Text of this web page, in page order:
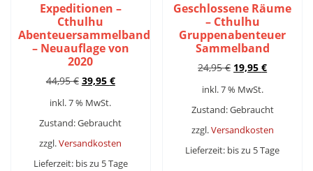
Expeditionen –
Cthulhu
Abenteuersammelband
– Neuauflage von
2020
44,95€ Ursprünglicher
war:
44,95 €
39,95 €Aktueller
39,95 €.
inkl. 7 % MwSt.
Zustand: Gebraucht
zzgl.Versandkosten
Lieferzeit: bis zu 5 Tage
Geschlossene Räume
– Cthulhu
Gruppenabenteuer
Sammelband
24,95€ Ursprünglicher
war:
24,95 €
19,95€Aktueller
19,95 €.
inkl. 7 % MwSt.
Zustand: Gebraucht
zzgl.Versandkosten
Lieferzeit: bis zu 5 Tage